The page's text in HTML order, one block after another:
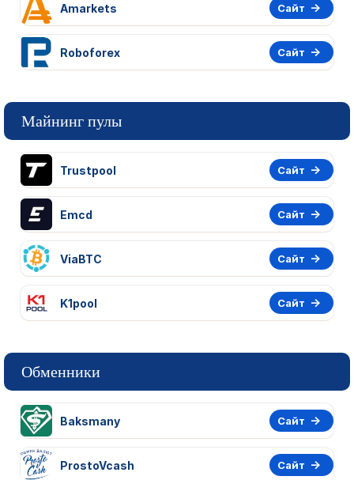
Amarkets Сайт
Roboforex Сайт
Майнинг пулы
Trustpool Сайт
Emcd Сайт
ViaBTC Сайт
K1pool Сайт
Обменники
Baksmany Сайт
ProstoVcash Сайт